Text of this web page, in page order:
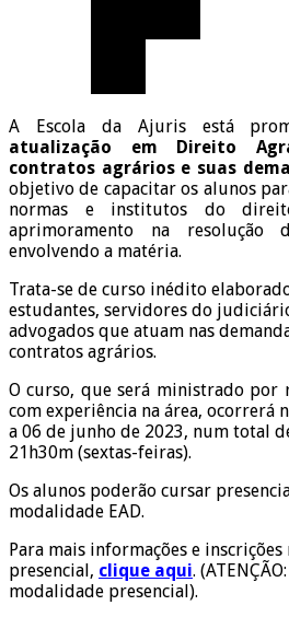
A Escola da Ajuris está
atualização em Direito
contratos agrários e suas
objetivo de capacitar os alunos
normas e institutos do
aprimoramento na resolução
envolvendo a matéria.
Trata-se de curso inédito
estudantes, servidores do
advogados que atuam nas
contratos agrários.
O curso, que será ministrado por
com experiência na área, ocorrerá
a 06 de junho de 2023, num total
21h30m (sextas-feiras).
Os alunos poderão cursar
modalidade EAD.
Para mais informações e
presencial, clique aqui.
modalidade presencial).